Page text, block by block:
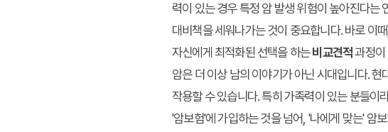
력이 있는 경우 특정 암 발생 위험이 높아진다는
대비책을 세워나가는 것이 중요합니다. 바로 이
자신에게 최적화된 선택을 하는비교견적과정이
암은 더 이상 남의 이야기가 아닌 시대입니다.
작용할 수 있습니다. 특히 가족력이 있는 분들이
'암보험'에 가입하는 것을 넘어, '나에게 맞는' 암